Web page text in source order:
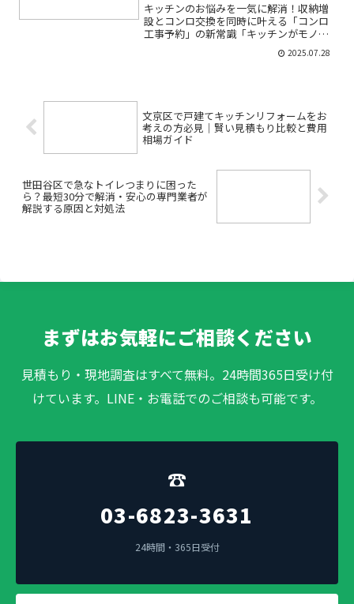
キッチンのお悩みを一気に解消！収納増
設とコンロ交換を同時に叶える「コンロ
工事予約」の新常識「キッチンがモノで
あふれて使いづらい」「古いガスコンロ
が不安だけど、どこに頼めばいいの？」
2025.07.28
文京区で戸建てキッチンリフォームをお
考えの方必見｜賢い見積もり比較と費用
相場ガイド
世田谷区で急なトイレつまりに困った
ら？最短30分で解消・安心の専門業者が
解説する原因と対処法
まずはお気軽にご相談ください
見積もり・現地調査はすべて無料。24時間365日受け付
けています。LINE・お電話でのご相談も可能です。
☎
03-6823-3631
24時間・365日受付